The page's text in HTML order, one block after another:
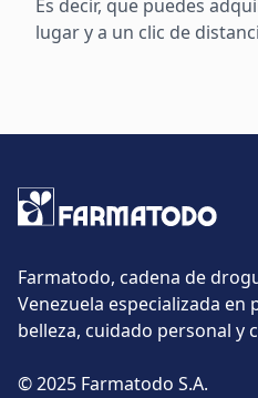
Es decir, que puedes
lugar y a un clic de
Farmatodo, cadena de
Venezuela especializada
belleza, cuidado personal y
© 2025 Farmatodo S.A.